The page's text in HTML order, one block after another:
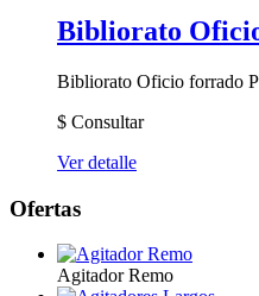
Bibliorato
Bibliorato Oficio forrado
$ Consultar
Ver detalle
Ofertas
Agitador Remo